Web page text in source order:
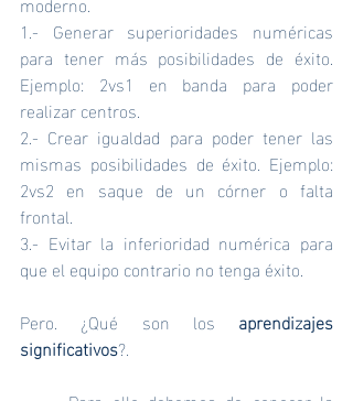
1.- Generar superioridades numéricas
para tener más posibilidades de éxito.
Ejemplo: 2vs1 en banda para poder
realizar centros.
2.- Crear igualdad para poder tener las
mismas posibilidades de éxito. Ejemplo:
2vs2 en saque de un córner o falta
frontal.
3.- Evitar la inferioridad numérica para
que el equipo contrario no tenga éxito.
Pero. ¿Qué son los aprendizajes
significativos?.